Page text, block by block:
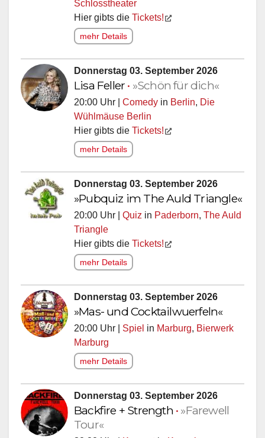
Schlosstheater
Hier gibts die Tickets!
mehr Details
Donnerstag 03. September 2026
Lisa Feller • »Schön für dich«
20:00 Uhr | Comedy in Berlin, Die
Wühlmäuse Berlin
Hier gibts die Tickets!
mehr Details
Donnerstag 03. September 2026
»Pubquiz im The Auld Triangle«
20:00 Uhr | Quiz in Paderborn, The Auld
Triangle
Hier gibts die Tickets!
mehr Details
Donnerstag 03. September 2026
»Mas- und Cocktailwuerfeln«
20:00 Uhr | Spiel in Marburg, Bierwerk
Marburg
mehr Details
Donnerstag 03. September 2026
Backfire + Strength • »Farewell
Tour«